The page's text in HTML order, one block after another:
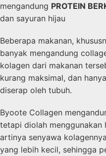
mengandung PROTEIN
dan sayuran hijau
Beberapa makanan,
banyak mengandung
kolagen dari makanan
kurang maksimal, dan
diserap oleh tubuh.
Byoote Collagen
tetapi diolah
artinya senyawa
yang lebih kecil, sehingga